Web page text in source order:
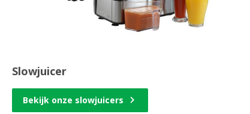
Slowjuicer
Bekijk onze slowjuicers